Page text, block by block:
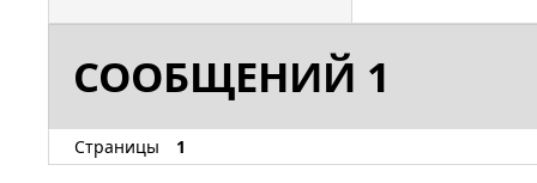
СООБЩЕНИЙ 1
Страницы 1